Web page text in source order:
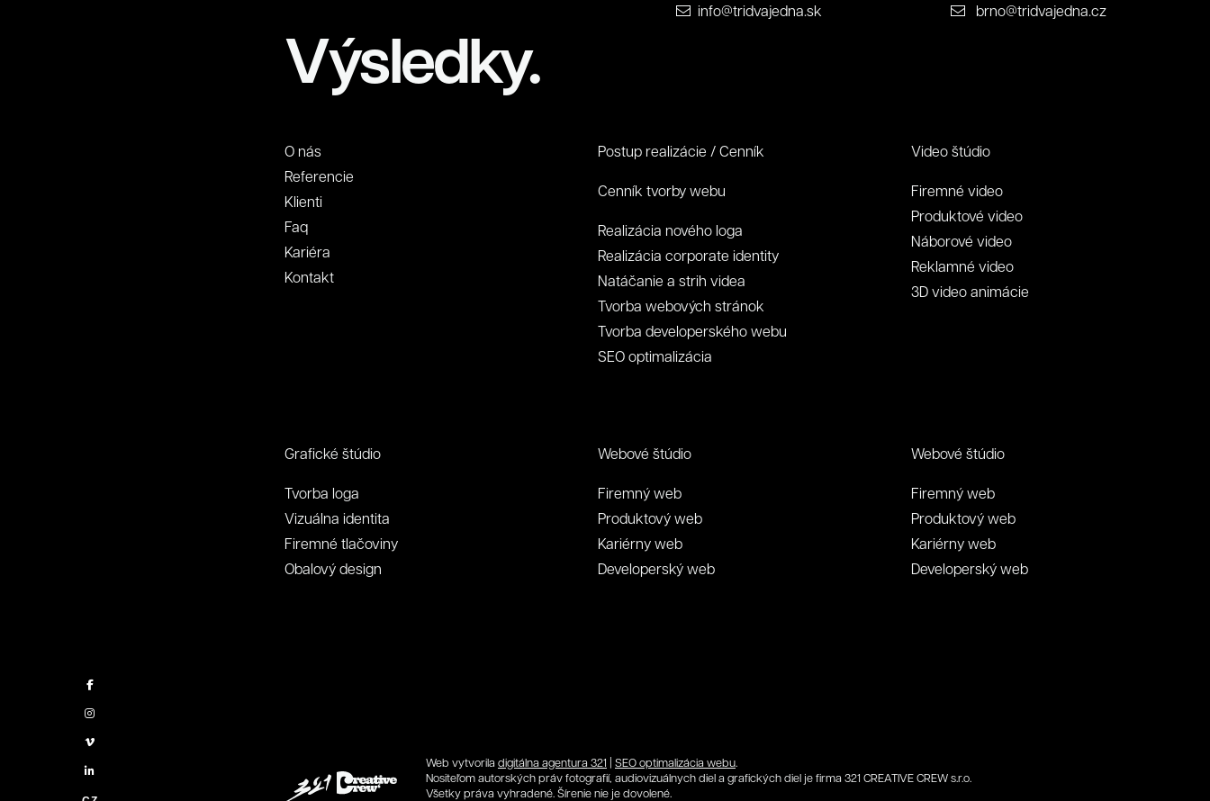
Výsledky.
info@tridvajedna.sk
brno@tridvajedna.cz
O nás
Referencie
Klienti
Faq
Kariéra
Kontakt
Postup realizácie / Cenník
Cenník tvorby webu
Realizácia nového loga
Realizácia corporate identity
Natáčanie a strih videa
Tvorba webových stránok
Tvorba developerského webu
SEO optimalizácia
Video štúdio
Firemné video
Produktové video
Náborové video
Reklamné video
3D video animácie
Grafické štúdio
Tvorba loga
Vizuálna identita
Firemné tlačoviny
Obalový design
Webové štúdio
Firemný web
Produktový web
Kariérny web
Developerský web
Webové štúdio
Firemný web
Produktový web
Kariérny web
Developerský web
Web vytvorila digitálna agentura 321 | SEO optimalizácia webu.
Nositeľom autorských práv fotografií, audiovizuálnych diel a grafických diel je firma 321 CREATIVE CREW s.r.o.
Všetky práva vyhradené. Šírenie nie je dovolené.